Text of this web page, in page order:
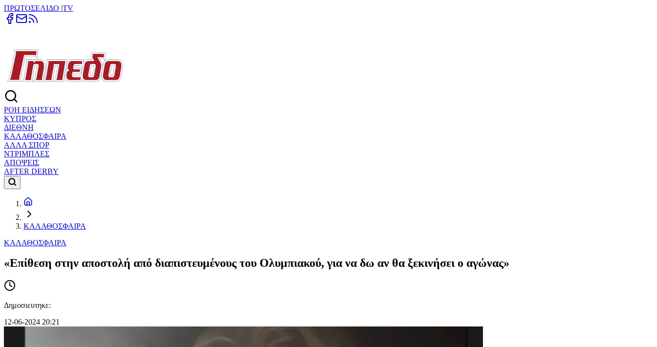
ΠΡΩΤΟΣΕΛΙΔΟ |TV
ΡΟΗ ΕΙΔΗΣΕΩΝ
ΚΥΠΡΟΣ
ΔΙΕΘΝΗ
ΚΑΛΑΘΟΣΦΑΙΡΑ
ΑΛΛΑ ΣΠΟΡ
ΝΤΡΙΜΠΛΕΣ
ΑΠΟΨΕΙΣ
AFTER DERBY
ΚΑΛΑΘΟΣΦΑΙΡΑ
ΚΑΛΑΘΟΣΦΑΙΡΑ
«Επίθεση στην αποστολή από διαπιστευμένους του Ολυμπιακού, για να δω αν θα ξεκινήσει ο αγώνας»
Δημοσιευτηκε:
12-06-2024 20:21